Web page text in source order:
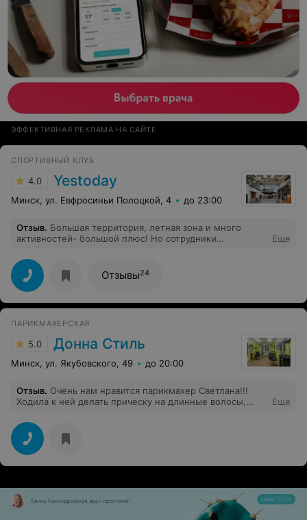
ЭФФЕКТИВНАЯ РЕКЛАМА НА САЙТЕ
СПОРТИВНЫЙ КЛУБ
4.0 Yestoday
Минск, ул. Евфросиньи Полоцкой, 4 до 23:00
Отзыв. Большая территория, летная зона и много
активностей- большой плюс! Но сотрудники
на летней зоне не может решить ни один вопрос, зато
легко может согнать вас с лежака. На мой отзыв о
проблеме сказала: да да, я послушаю ваше мнение. На
ресепшене ждала пока подключат камеру для фото
при покупке абонемента, до этого ждала сотрудника
пожалуйста, займитесь вашим персоналом- это не
Еще
Отзывы24
ПАРИКМАХЕРСКАЯ
5.0 Донна Стиль
Минск, ул. Якубовского, 49 до 20:00
Отзыв. Очень нам нравится парикмахер Светлана!!!
Ходила к ней делать прическу на длинные волосы,
торжестве))) , а также вожу к ней подстригать двух
маленьких сыновей, всегда подстрижет так как нужно,
что зачастую не получается у других парикмахеров.
Светлана всегда на позитиве и в хорошем настроении,
что очень важно для клиента!!! Спасибо большое
Еще